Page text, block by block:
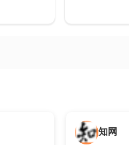
知网